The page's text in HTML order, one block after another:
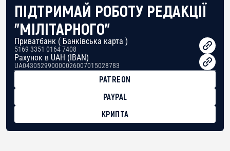
ПІДТРИМАЙ РОБОТУ РЕДАКЦІЇ
"МІЛІТАРНОГО"
Приватбанк ( Банківська карта )
5169 3351 0164 7408
Рахунок в UAH (IBAN)
UA043052990000026007015028783
PATREON
PAYPAL
КРИПТА